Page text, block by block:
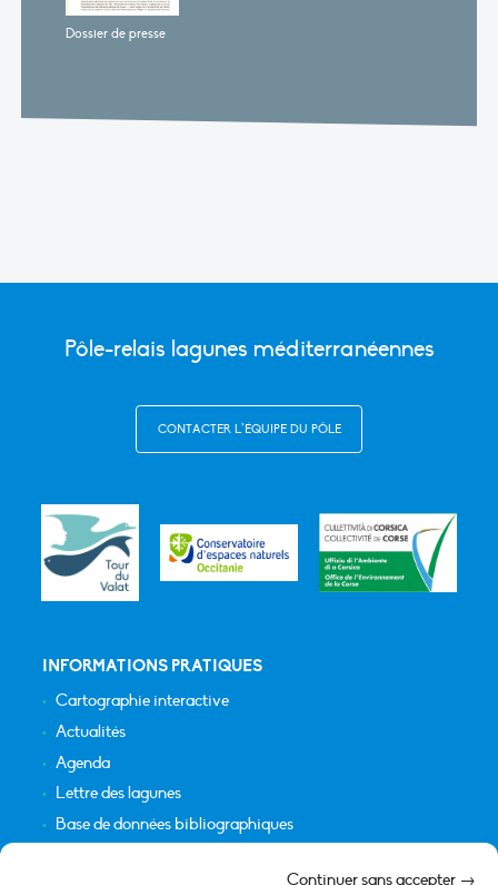
Continuer sans accepter →
Dossier de presse
Pôle-relais lagunes méditerranéennes
CONTACTER L’ÉQUIPE DU PÔLE
INFORMATIONS PRATIQUES
Cartographie interactive
Actualités
Agenda
Lettre des lagunes
Base de données bibliographiques